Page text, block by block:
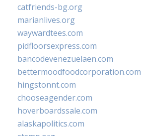
catfriends-bg.org
marianlives.org
waywardtees.com
pidfloorsexpress.com
bancodevenezuelaen.com
bettermoodfoodcorporation.com
hingstonnt.com
chooseagender.com
hoverboardssale.com
alaskapolitics.com